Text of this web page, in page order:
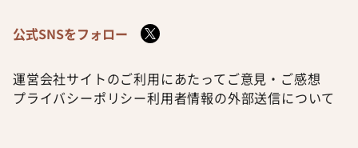
公式SNSをフォロー
運営会社サイトのご利用にあたって ご意見・ご感想
プライバシーポリシー利用者情報の外部送信について